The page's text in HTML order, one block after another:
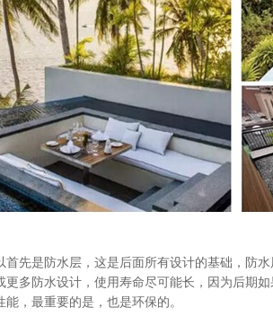
是防水层，这是后面所有设计的基础，防水
防水设计，使用寿命尽可能长，因为后期如
，最重要的是，也是环保的。